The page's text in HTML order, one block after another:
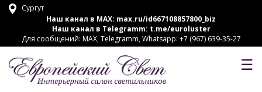
Сургут
Наш канал в MAX: max.ru/id667108857800_biz
Наш канал в Telegramm: t.me/euroluster
Для сообщений: MAX, Telegramm, Whatsapp: +7 (967) 639-35-27
☰